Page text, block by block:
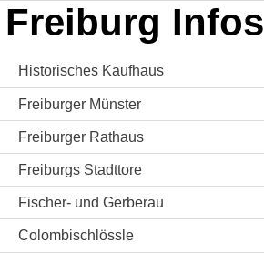
Freiburg Infos
Historisches Kaufhaus
Freiburger Münster
Freiburger Rathaus
Freiburgs Stadttore
Fischer- und Gerberau
Colombischlössle